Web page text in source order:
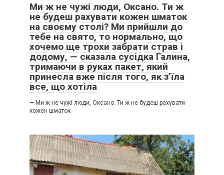
Ми ж не чужі люди, Оксано. Ти ж
не будеш рахувати кожен шматок
на своєму столі? Ми прийшли до
тебе на свято, то нормально, що
хочемо ще трохи забрати страв і
додому, — сказала сусідка Галина,
тримаючи в руках пакет, який
принесла вже після того, як з’їла
все, що хотіла
— Ми ж не чужі люди, Оксано. Ти ж не будеш рахувати
кожен шматок